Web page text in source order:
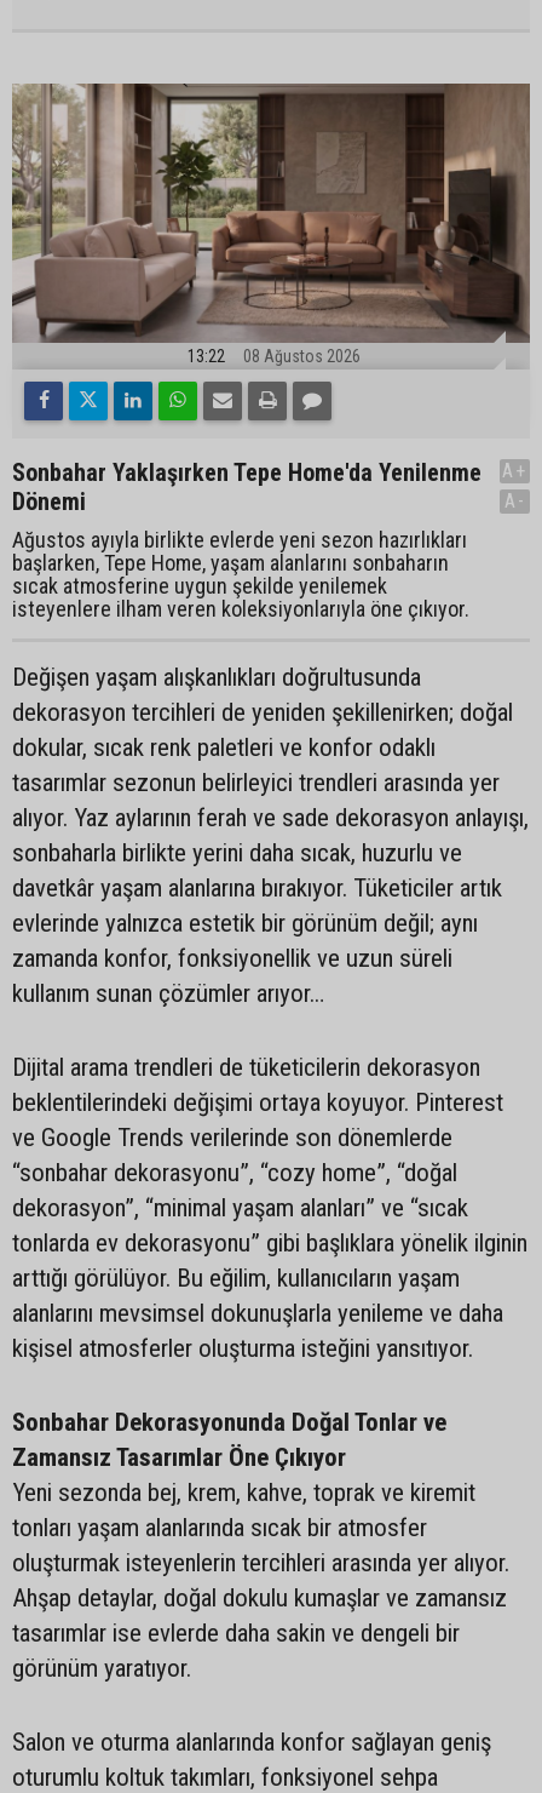
13:22 08 Ağustos 2026
Sonbahar Yaklaşırken Tepe Home'da Yenilenme
Dönemi
Ağustos ayıyla birlikte evlerde yeni sezon hazırlıkları
başlarken, Tepe Home, yaşam alanlarını sonbaharın
sıcak atmosferine uygun şekilde yenilemek
isteyenlere ilham veren koleksiyonlarıyla öne çıkıyor.
A+
A-
Değişen yaşam alışkanlıkları doğrultusunda
dekorasyon tercihleri de yeniden şekillenirken; doğal
dokular, sıcak renk paletleri ve konfor odaklı
tasarımlar sezonun belirleyici trendleri arasında yer
alıyor. Yaz aylarının ferah ve sade dekorasyon anlayışı,
sonbaharla birlikte yerini daha sıcak, huzurlu ve
davetkâr yaşam alanlarına bırakıyor. Tüketiciler artık
evlerinde yalnızca estetik bir görünüm değil; aynı
zamanda konfor, fonksiyonellik ve uzun süreli
kullanım sunan çözümler arıyor…
Dijital arama trendleri de tüketicilerin dekorasyon
beklentilerindeki değişimi ortaya koyuyor. Pinterest
ve Google Trends verilerinde son dönemlerde
“sonbahar dekorasyonu”, “cozy home”, “doğal
dekorasyon”, “minimal yaşam alanları” ve “sıcak
tonlarda ev dekorasyonu” gibi başlıklara yönelik ilginin
arttığı görülüyor. Bu eğilim, kullanıcıların yaşam
alanlarını mevsimsel dokunuşlarla yenileme ve daha
kişisel atmosferler oluşturma isteğini yansıtıyor.
Sonbahar Dekorasyonunda Doğal Tonlar ve
Zamansız Tasarımlar Öne Çıkıyor
Yeni sezonda bej, krem, kahve, toprak ve kiremit
tonları yaşam alanlarında sıcak bir atmosfer
oluşturmak isteyenlerin tercihleri arasında yer alıyor.
Ahşap detaylar, doğal dokulu kumaşlar ve zamansız
tasarımlar ise evlerde daha sakin ve dengeli bir
görünüm yaratıyor.
Salon ve oturma alanlarında konfor sağlayan geniş
oturumlu koltuk takımları, fonksiyonel sehpa